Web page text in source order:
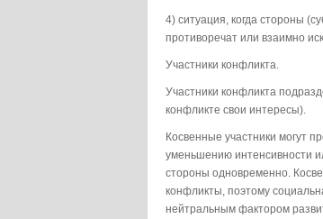
4) ситуация, когда стороны
противоречат или взаимно
Участники конфликта.
Участники конфликта
конфликте свои интересы).
Косвенные участники могут
уменьшению интенсивности
стороны одновременно.
конфликты, поэтому
нейтральным фактором